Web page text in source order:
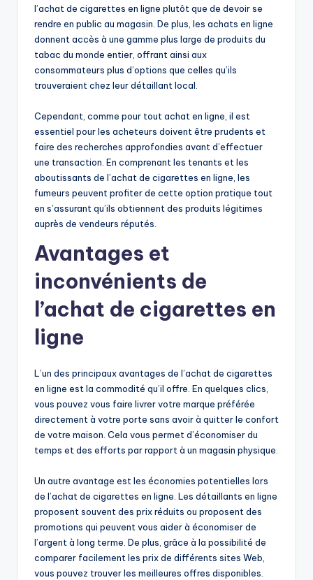
l’achat de cigarettes en ligne plutôt que de devoir se
rendre en public au magasin. De plus, les achats en ligne
donnent accès à une gamme plus large de produits du
tabac du monde entier, offrant ainsi aux
consommateurs plus d’options que celles qu’ils
trouveraient chez leur détaillant local.
Cependant, comme pour tout achat en ligne, il est
essentiel pour les acheteurs doivent être prudents et
faire des recherches approfondies avant d’effectuer
une transaction. En comprenant les tenants et les
aboutissants de l’achat de cigarettes en ligne, les
fumeurs peuvent profiter de cette option pratique tout
en s’assurant qu’ils obtiennent des produits légitimes
auprès de vendeurs réputés.
Avantages et
inconvénients de
l’achat de cigarettes en
ligne
L’un des principaux avantages de l’achat de cigarettes
en ligne est la commodité qu’il offre. En quelques clics,
vous pouvez vous faire livrer votre marque préférée
directement à votre porte sans avoir à quitter le confort
de votre maison. Cela vous permet d’économiser du
temps et des efforts par rapport à un magasin physique.
Un autre avantage est les économies potentielles lors
de l’achat de cigarettes en ligne. Les détaillants en ligne
proposent souvent des prix réduits ou proposent des
promotions qui peuvent vous aider à économiser de
l’argent à long terme. De plus, grâce à la possibilité de
comparer facilement les prix de différents sites Web,
vous pouvez trouver les meilleures offres disponibles.